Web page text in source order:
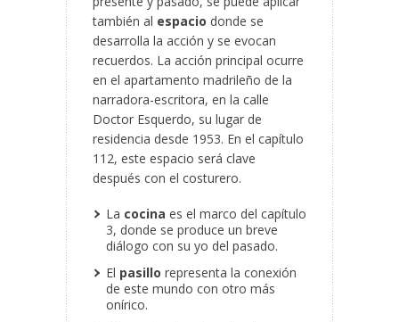
también al espacio donde se
desarrolla la acción y se evocan
recuerdos. La acción principal ocurre
en el apartamento madrileño de la
narradora-escritora, en la calle
Doctor Esquerdo, su lugar de
residencia desde 1953. En el capítulo
112, este espacio será clave
después con el costurero.
La cocina es el marco del capítulo
3, donde se produce un breve
diálogo con su yo del pasado.
El pasillo representa la conexión
de este mundo con otro más
onírico.